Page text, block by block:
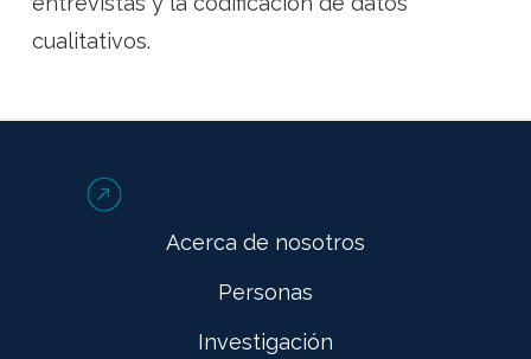
cualitativos.
Acerca de nosotros
Personas
Investigación